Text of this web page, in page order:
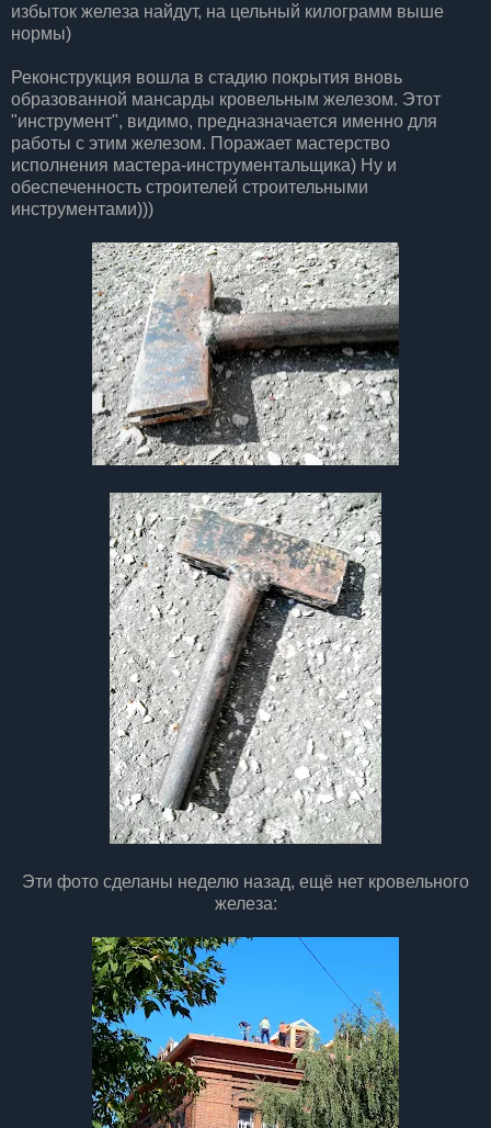
избыток железа найдут, на цельный килограмм выше
нормы)
Реконструкция вошла в стадию покрытия вновь
образованной мансарды кровельным железом. Этот
"инструмент", видимо, предназначается именно для
работы с этим железом. Поражает мастерство
исполнения мастера-инструментальщика) Ну и
обеспеченность строителей строительными
инструментами)))
Эти фото сделаны неделю назад, ещё нет кровельного
железа: